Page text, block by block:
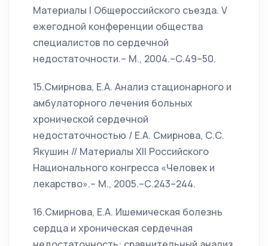
Материалы I Общероссийского съезда. V
ежегодной конференции общества
специалистов по сердечной
недостаточности.– М., 2004.–С.49–50.
15.Смирнова, Е.А. Анализ стационарного и
амбулаторного лечения больных
хронической сердечной
недостаточностью / Е.А. Смирнова, С.С.
Якушин // Материалы XII Российского
Национального конгресса «Человек и
лекарство».– М., 2005.–С.243–244.
16.Смирнова, Е.А. Ишемическая болезнь
сердца и хроническая сердечная